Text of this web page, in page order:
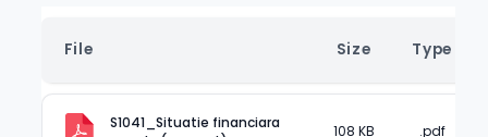
File Size Type
S1041_Situatie financiara
108 KB .pdf